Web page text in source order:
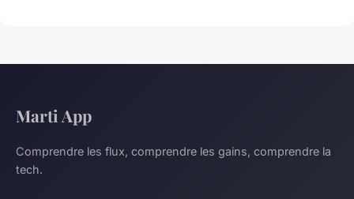
Marti App
Comprendre les flux, comprendre les gains, comprendre la
tech.